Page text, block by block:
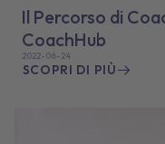
Il Percorso di
CoachHub
2022-06-24
SCOPRI DI PIÙ